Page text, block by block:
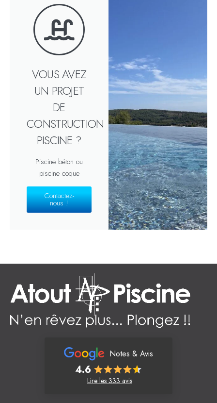
VOUS AVEZ
UN PROJET
DE
CONSTRUCTION
PISCINE ?
Piscine béton ou
piscine coque
Contactez-
nous !
Notes & Avis
4.6
Lire les 333 avis